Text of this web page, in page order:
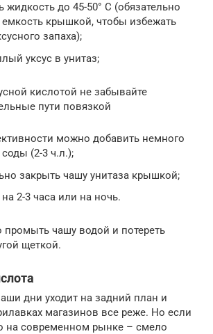
жидкость до 45-50° C (обязательно
емкость крышкой, чтобы избежать
запаха);
уксус в унитаз;
кислотой не забывайте
пути повязкой
можно добавить немного
(2-3 ч.л.);
закрыть чашу унитаза крышкой;
2-3 часа или на ночь.
промыть чашу водой и потереть
щеткой.
дни уходит на задний план и
магазинов все реже. Но если
на современном рынке – смело